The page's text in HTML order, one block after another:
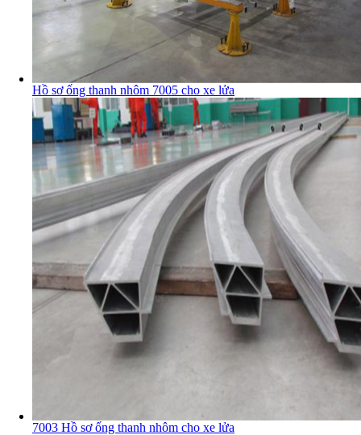
Hồ sơ ống thanh nhôm 7005 cho xe lửa
7003 Hồ sơ ống thanh nhôm cho xe lửa